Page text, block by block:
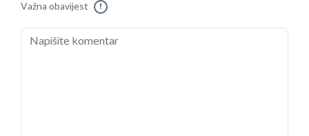
Važna obavijest !